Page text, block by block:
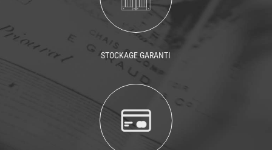
STOCKAGE GARANTI